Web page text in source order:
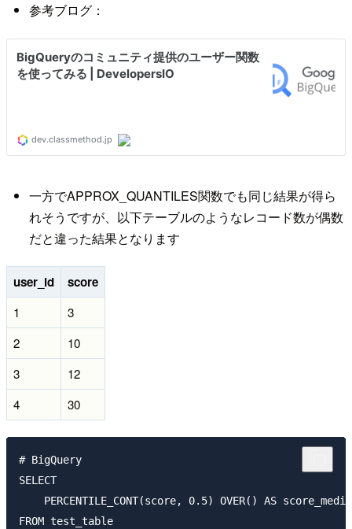
参考ブログ：
一方でAPPROX_QUANTILES関数でも同じ結果が得ら
れそうですが、以下テーブルのようなレコード数が偶数
だと違った結果となります
user_id score
1
3
2
10
3
12
4
30
# BigQuery
SELECT
PERCENTILE_CONT(score, 0.5) OVER() AS
FROM test_table